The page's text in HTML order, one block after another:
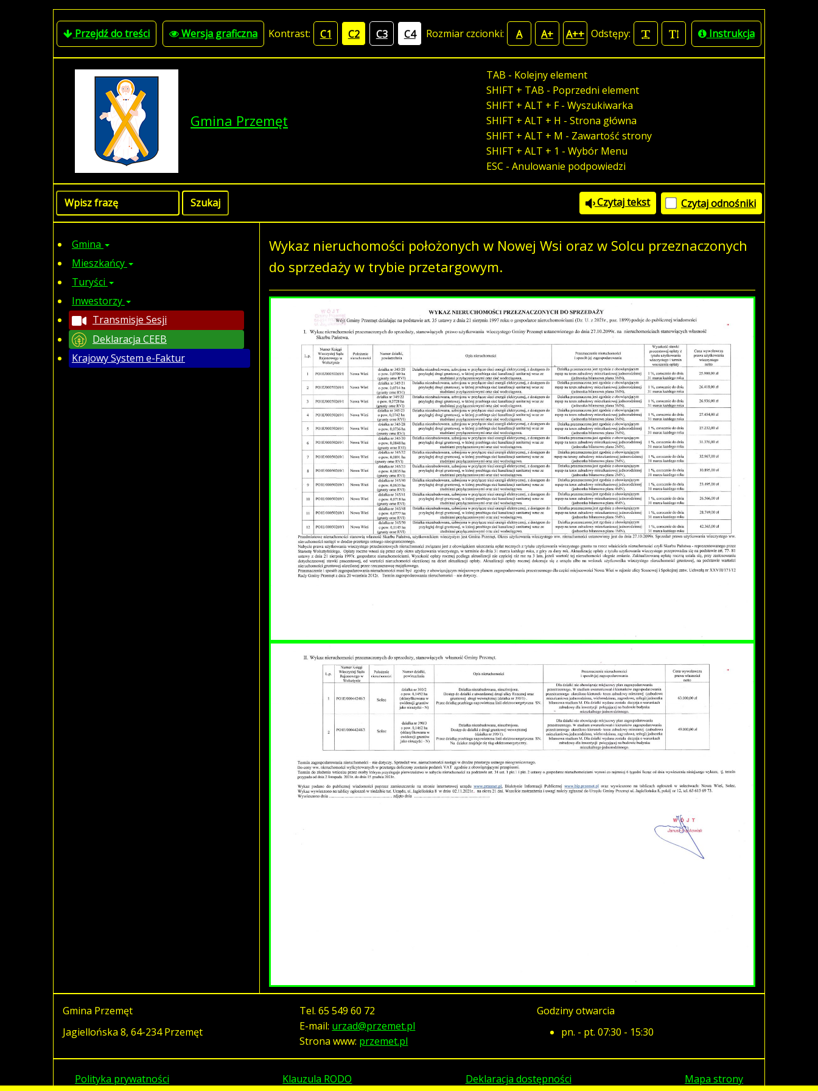
Przejdź do treści Wersja graficzna Kontrast: C1 C2 C3 C4 Rozmiar czcionki: A A+ A++ Odstępy: Instrukcja
Gmina Przemęt
TAB - Kolejny element
SHIFT + TAB - Poprzedni element
SHIFT + ALT + F - Wyszukiwarka
SHIFT + ALT + H - Strona główna
SHIFT + ALT + M - Zawartość strony
SHIFT + ALT + 1 - Wybór Menu
ESC - Anulowanie podpowiedzi
Czytaj tekst Czytaj odnośniki
Gmina
Mieszkańcy
Turyści
Inwestorzy
Transmisje Sesji
Deklaracja CEEB
Krajowy System e-Faktur
Wykaz nieruchomości położonych w Nowej Wsi oraz w Solcu przeznaczonych
do sprzedaży w trybie przetargowym.
Gmina Przemęt
Jagiellońska 8, 64-234 Przemęt
Tel.65 549 60 72
E-mail: urzad@przemet.pl
Strona www: przemet.pl
Godziny otwarcia
pn. - pt. 07:30 - 15:30
Polityka prywatności Klauzula RODO Deklaracja dostępności Mapa strony